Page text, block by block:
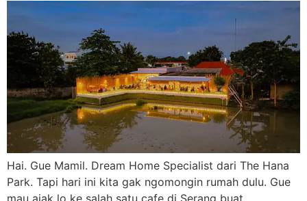
Hai. Gue Mamil. Dream Home Specialist dari The Hana
Park. Tapi hari ini kita gak ngomongin rumah dulu. Gue
mau ajak lo ke salah satu cafe di Serang buat